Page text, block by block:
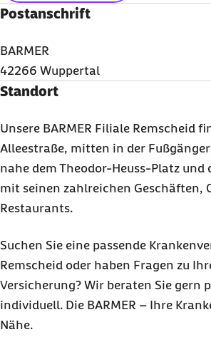
Postanschrift
BARMER
42266 Wuppertal
Standort
Unsere BARMER Filiale Remscheid
Alleestraße, mitten in der
nahe dem Theodor-Heuss-Platz und
mit seinen zahlreichen Geschäften,
Restaurants.
Suchen Sie eine passende
Remscheid oder haben Fragen zu
Versicherung? Wir beraten Sie gern
individuell. Die BARMER – Ihre
Nähe.